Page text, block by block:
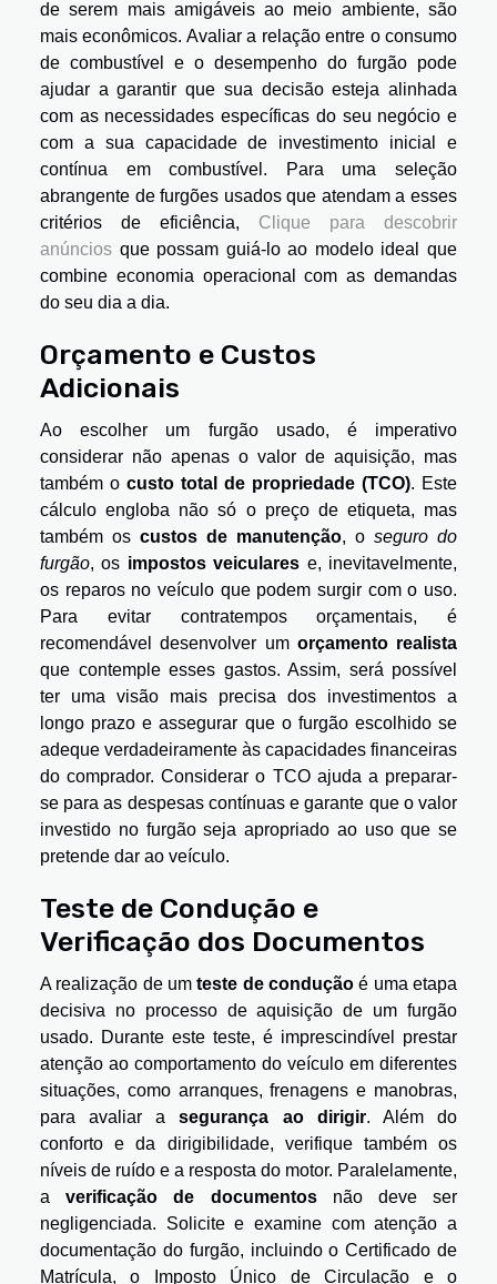
de serem mais amigáveis ao meio ambiente, são
mais econômicos. Avaliar a relação entre o consumo
de combustível e o desempenho do furgão pode
ajudar a garantir que sua decisão esteja alinhada
com as necessidades específicas do seu negócio e
com a sua capacidade de investimento inicial e
contínua em combustível. Para uma seleção
abrangente de furgões usados que atendam a esses
critérios de eficiência, Clique para descobrir
anúncios que possam guiá-lo ao modelo ideal que
combine economia operacional com as demandas
do seu dia a dia.
Orçamento e Custos
Adicionais
Ao escolher um furgão usado, é imperativo
considerar não apenas o valor de aquisição, mas
também o custo total de propriedade (TCO). Este
cálculo engloba não só o preço de etiqueta, mas
também os custos de manutenção, o seguro do
furgão, os impostos veiculares e, inevitavelmente,
os reparos no veículo que podem surgir com o uso.
Para evitar contratempos orçamentais, é
recomendável desenvolver um orçamento realista
que contemple esses gastos. Assim, será possível
ter uma visão mais precisa dos investimentos a
longo prazo e assegurar que o furgão escolhido se
adeque verdadeiramente às capacidades financeiras
do comprador. Considerar o TCO ajuda a preparar-
se para as despesas contínuas e garante que o valor
investido no furgão seja apropriado ao uso que se
pretende dar ao veículo.
Teste de Condução e
Verificação dos Documentos
A realização de umteste de condução é uma etapa
decisiva no processo de aquisição de um furgão
usado. Durante este teste, é imprescindível prestar
atenção ao comportamento do veículo em diferentes
situações, como arranques, frenagens e manobras,
para avaliar asegurança ao dirigir. Além do
conforto e da dirigibilidade, verifique também os
níveis de ruído e a resposta do motor. Paralelamente,
averificação de documentosnão deve ser
negligenciada. Solicite e examine com atenção a
documentação do furgão, incluindo o Certificado de
Matrícula, o Imposto Único de Circulação e o